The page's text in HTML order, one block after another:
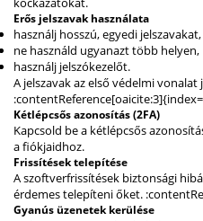
Erős jelszavak használata
használj hosszú, egyedi jelszavakat,
ne használd ugyanazt több helyen,
használj jelszókezelőt.
A jelszavak az első védelmi
Kétlépcsős azonosítás (2FA)
Kapcsold be a kétlépcsős
a fiókjaidhoz.
Frissítések telepítése
A szoftverfrissítések biztonsági
érdemes telepíteni őket.
Gyanús üzenetek kerülése